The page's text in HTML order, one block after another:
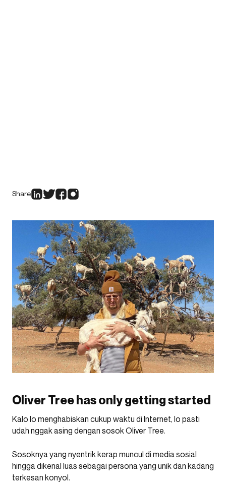
Share
Oliver Tree has only getting started
Kalo lo menghabiskan cukup waktu di Internet, lo pasti
udah nggak asing dengan sosok Oliver Tree.
Sosoknya yang nyentrik kerap muncul di media sosial
hingga dikenal luas sebagai persona yang unik dan kadang
terkesan konyol.